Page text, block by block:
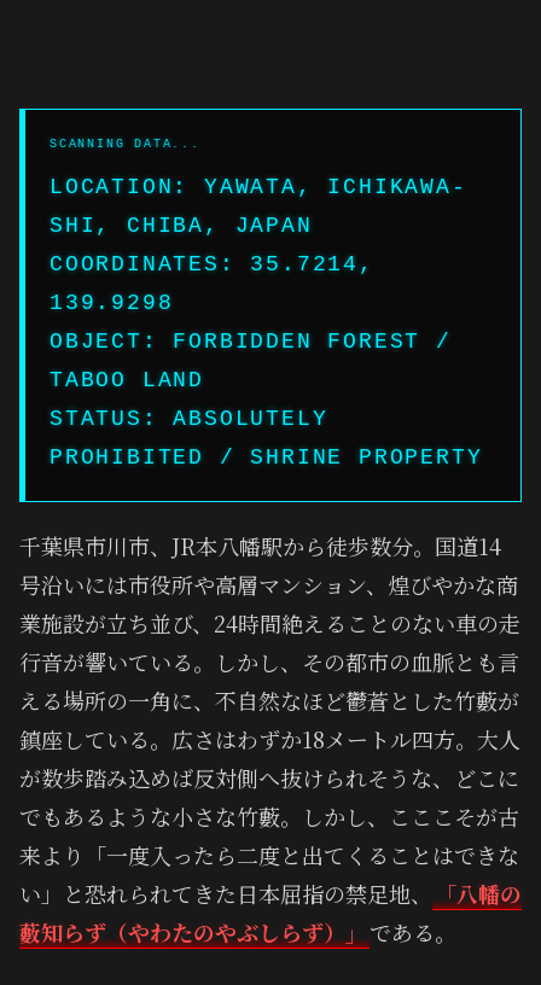
LOCATION: YAWATA, ICHIKAWA-
SHI, CHIBA, JAPAN
COORDINATES: 35.7214,
139.9298
OBJECT: FORBIDDEN FOREST /
TABOO LAND
STATUS: ABSOLUTELY
PROHIBITED / SHRINE PROPERTY
千葉県市川市、JR本八幡駅から徒歩数分。国道14
号沿いには市役所や高層マンション、煌びやかな商
業施設が立ち並び、24時間絶えることのない車の走
行音が響いている。しかし、その都市の血脈とも言
える場所の一角に、不自然なほど鬱蒼とした竹藪が
鎮座している。広さはわずか18メートル四方。大人
が数歩踏み込めば反対側へ抜けられそうな、どこに
でもあるような小さな竹藪。しかし、こここそが古
来より「一度入ったら二度と出てくることはできな
い」と恐れられてきた日本屈指の禁足地、
「八幡の
藪知らず（やわたのやぶしらず）」 である。